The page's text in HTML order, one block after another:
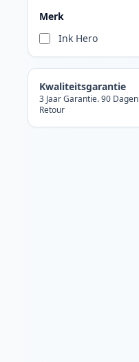
Merk
Ink Hero
Kwaliteitsgarantie
3 Jaar Garantie. 90 Dagen
Retour